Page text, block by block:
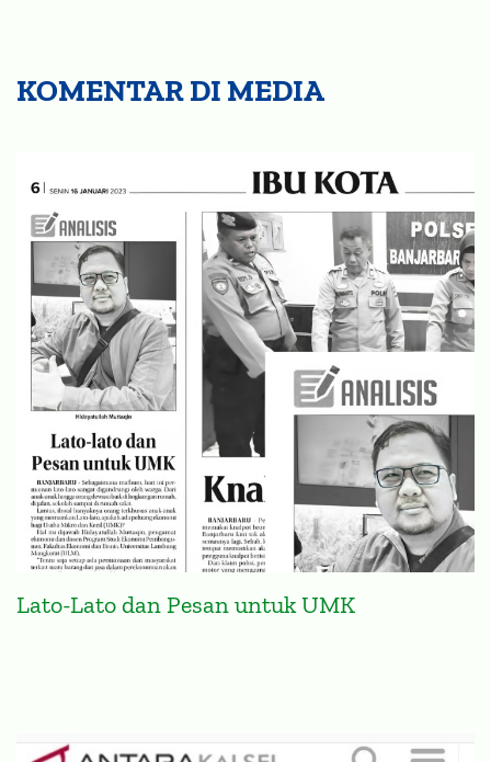
KOMENTAR DI MEDIA
Lato-Lato dan Pesan untuk UMK